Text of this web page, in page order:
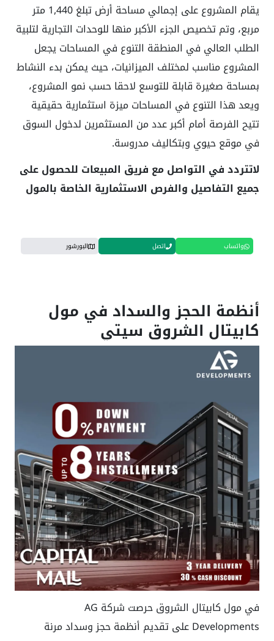
يقام المشروع على إجمالي مساحة أرض تبلغ 1,440 متر
مربع، وتم تخصيص الجزء الأكبر منها للوحدات التجارية لتلبية
الطلب العالي في المنطقة التنوع في المساحات يجعل
المشروع مناسب لمختلف الميزانيات، حيث يمكن بدء النشاط
بمساحة صغيرة قابلة للتوسع لاحقا حسب نمو المشروع،
ويعد هذا التنوع في المساحات ميزة استثمارية حقيقية
تتيح الفرصة أمام أكبر عدد من المستثمرين لدخول السوق
في موقع حيوي وبتكاليف مدروسة.
لاتتردد في التواصل مع فريق المبيعات للحصول على
جميع التفاصيل والفرص الاستثمارية الخاصة بالمول
واتساب اتصل البورشور
أنظمة الحجز والسداد في مول
كابيتال الشروق سيتي
في مول كابيتال الشروق حرصت شركة AG
Developmentsعلى تقديم أنظمة حجز وسداد مرنة